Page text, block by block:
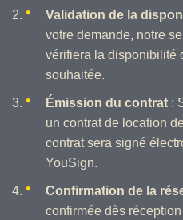
Validation de la
votre demande, notre
vérifiera la disponibilité
souhaitée.
Émission du contrat :
un contrat de location
contrat sera signé
YouSign.
Confirmation de la
confirmée dès